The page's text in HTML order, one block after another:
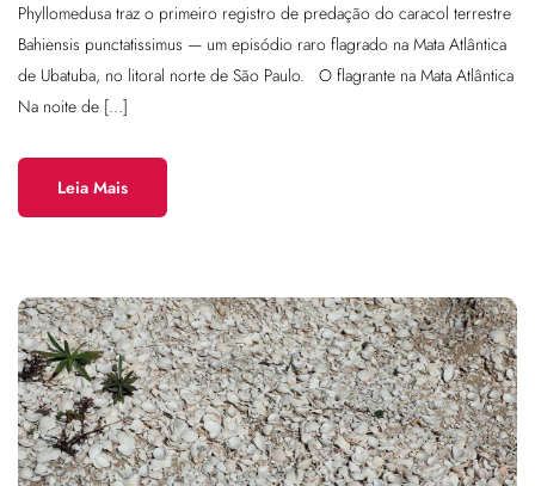
Phyllomedusa traz o primeiro registro de predação do caracol terrestre
Bahiensis punctatissimus — um episódio raro flagrado na Mata Atlântica
de Ubatuba, no litoral norte de São Paulo. O flagrante na Mata Atlântica
Na noite de […]
Leia Mais